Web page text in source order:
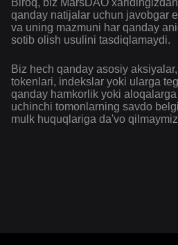
Biroq, biz MarsDAO
qanday natijalar uchun javobgar
va uning mazmuni har qanday
sotib olish usulini tasdiqlamaydi.
Biz hech qanday asosiy
tokenlari, indekslar yoki ularga
qanday hamkorlik yoki
uchinchi tomonlarning savdo
mulk huquqlariga da'vo